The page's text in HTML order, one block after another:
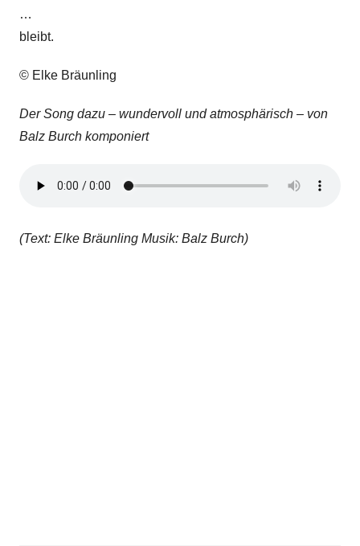
…
bleibt.
© Elke Bräunling
Der Song dazu – wundervoll und atmosphärisch – von
Balz Burch komponiert
(Text: Elke Bräunling Musik: Balz Burch)